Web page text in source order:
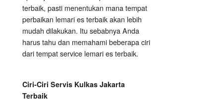
terbaik, pasti menentukan mana tempat
perbaikan lemari es terbaik akan lebih
mudah dilakukan. Itu sebabnya Anda
harus tahu dan memahami beberapa ciri
dari tempat service lemari es terbaik.
Ciri-Ciri Servis Kulkas Jakarta
Terbaik